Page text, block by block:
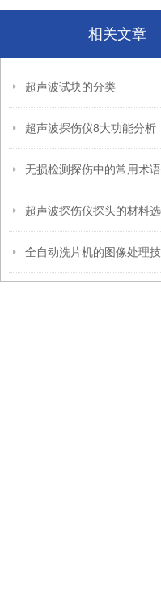
相关文章
超声波试块的分类
超声波探伤仪8大功能分析